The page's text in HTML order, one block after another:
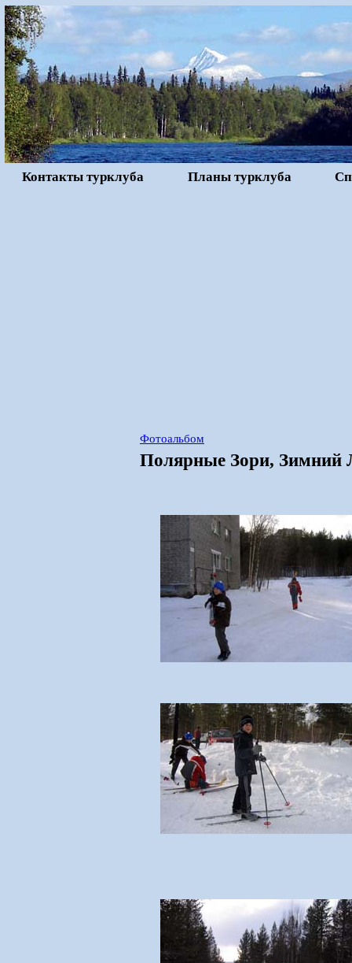
Контакты турклуба Планы турклуба
Фотоальбом
Полярные Зори, Зимний